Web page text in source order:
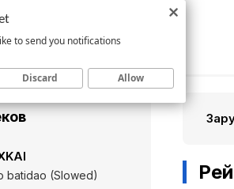
batidao (Slowed)
to send you notifications
Discard Allow